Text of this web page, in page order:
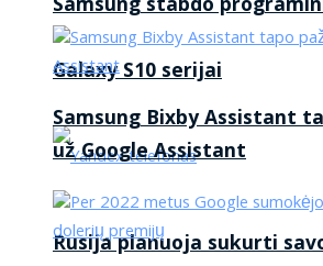
Galaxy S10 serijai
Rusija planuoja sukurti
Samsung Bixby Assistant
už Google Assistant